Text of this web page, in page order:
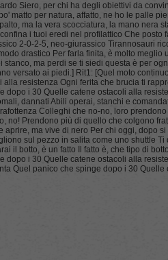
Siero, per chi ha degli obiettivi da
matto per natura, affatto, ne ho le palle
ma la vera scocciatura, la mano nera
i tuoi eredi nel profilattico Che posto
2-0-2-5, neo-giurassico Tirannosauri
drastico Per farla finita, è molto meglio
stanco, ma perdi se ti siedi questa è per
versato ai piedi.] Rit1: [Quel moto
resistenza Ogni ferita che brucia ti
dopo i 30 Quelle catene ostacoli alla
dannati Abili operai, stanchi e
Colleghi che no-no, loro
no! Prendono più di quello che colgono
aprire, ma vive di nero Per chi oggi, dopo
sul pezzo in salita come uno shuttle
il botto, è un fatto Il fatto è, che tipo di
dopo i 30 Quelle catene ostacoli alla
Quel panico che spinge dopo i 30